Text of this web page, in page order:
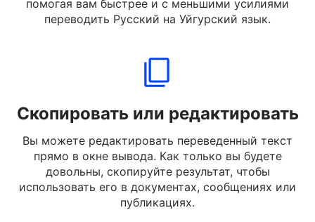
никаких кнопок, никакого ожидания. Он
обновляется в реальном времени по мере ввода,
переводить Русский на Уйгурский язык.
Скопировать или редактировать
Вы можете редактировать переведенный текст
прямо в окне вывода. Как только вы будете
довольны, скопируйте результат, чтобы